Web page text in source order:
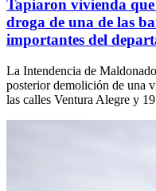
Tapiaron vivienda
droga de una de las
importantes del
La Intendencia de
posterior demolición de una
las calles Ventura Alegre y